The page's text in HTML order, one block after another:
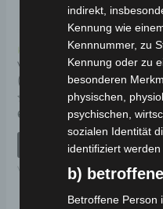
Kostenloser Versand
VM4 VORDERGABEL
(2015-2018 MODELL)
Bewertet
0
69,00
IN DEN WARENKORB
VM4
indirekt,
Kennung wie
Kennnummer, zu
Kennung oder zu
besonderen
physischen,
psychischen,
sozialen Identität
identifiziert werden
b)
Betroffene Person